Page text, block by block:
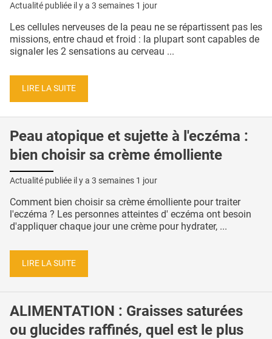
Actualité publiée il y a 3 semaines 1 jour
Les cellules nerveuses de la peau ne se répartissent pas les
missions, entre chaud et froid : la plupart sont capables de
signaler les 2 sensations au cerveau ...
LIRE LA SUITE
Peau atopique et sujette à l'eczéma :
bien choisir sa crème émolliente
Actualité publiée il y a 3 semaines 1 jour
Comment bien choisir sa crème émolliente pour traiter
l'eczéma ? Les personnes atteintes d' eczéma ont besoin
d'appliquer chaque jour une crème pour hydrater, ...
LIRE LA SUITE
ALIMENTATION : Graisses saturées
ou glucides raffinés, quel est le plus